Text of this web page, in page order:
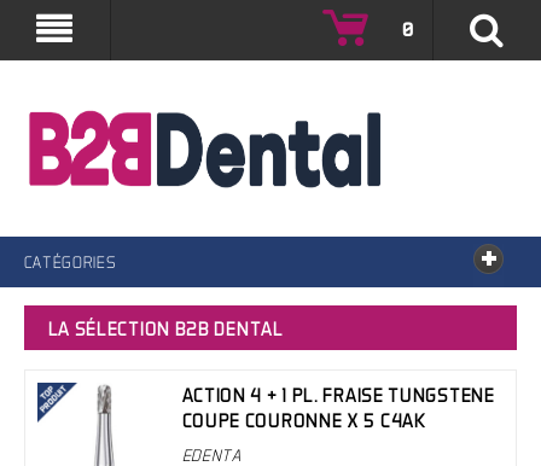
0
CATÉGORIES
LA SÉLECTION B2B DENTAL
ACTION 4 + 1 PL. FRAISE TUNGSTENE
COUPE COURONNE X 5 C4AK
EDENTA